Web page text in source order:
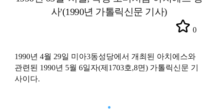
사'(1990년 가톨릭신문 기사)
0
1990년 4월 29일 미아3동성당에서 개최된 아치에스와
관련된 1990년 5월 6일자(제1703호,8면) 가톨릭신문 기
사이다.